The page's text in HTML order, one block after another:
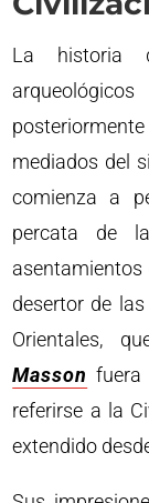
La historia
mediados del
comienza a
percata de
desertor de
Orientales,
Masson fuera
referirse a la
extendido